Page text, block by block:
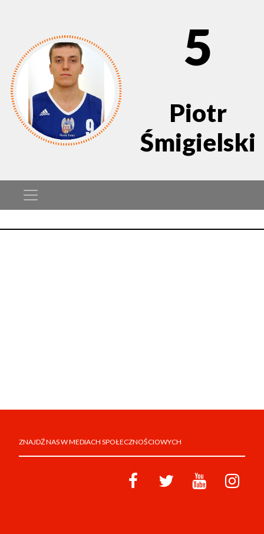
5
Piotr
Śmigielski
ZNAJDŹ NAS W MEDIACH SPOŁECZNOŚCIOWYCH